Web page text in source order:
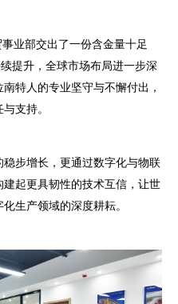
业部交出了一份含金量十足
提升，全球市场布局进一步深
特人的专业坚守与不懈付出，
支持。
步增长，更通过数字化与物联
起更具韧性的技术互信，让世
生产领域的深度耕耘。